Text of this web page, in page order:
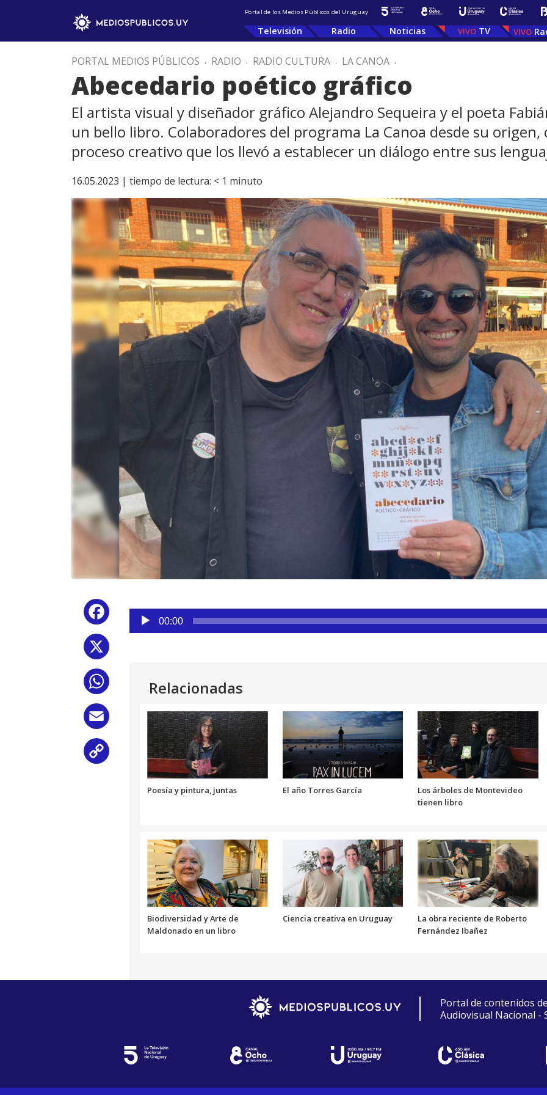
Portal de los Medios Públicos del Uruguay
Televisión Radio Noticias TV
PORTAL MEDIOS PÚBLICOS . RADIO . RADIO CULTURA . LA CANOA .
Abecedario poético gráfico
El artista visual y diseñador gráfico Alejandro Sequeira y el poeta
un bello libro. Colaboradores del programa La Canoa desde su
proceso creativo que los llevó a establecer un diálogo entre sus
16.05.2023 | tiempo de lectura: < 1 minuto
Facebook
WhatsApp
Reproductor
audio
00:00
Relacionadas
Poesía y pintura, juntas El año Torres García
Los árboles de Montevideo
tienen libro
Biodiversidad y Arte de
Maldonado en un libro
Ciencia creativa en Uruguay
La obra reciente de Roberto
Fernández Ibañez
Portal de contenidos
Audiovisual Nacional -